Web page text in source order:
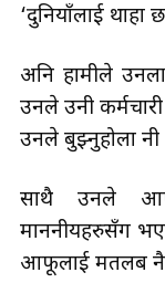
‘दुनियाँलाई थाहा
अनि हामीले
उनले उनी
उनले बुझ्नुहोला नी
साथै उनले आफू
माननीयहरुसँग
आफूलाई मतलब नै